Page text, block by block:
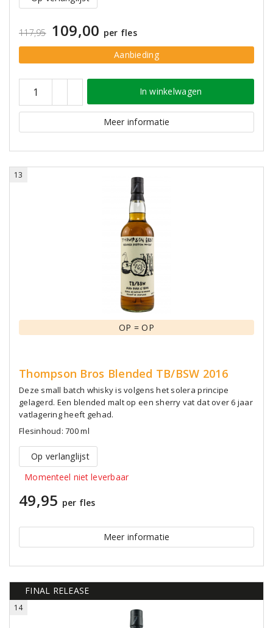
117,95 109,00 per fles
Aanbieding
In winkelwagen
Meer informatie
13
OP = OP
Thompson Bros Blended TB/BSW 2016
Deze small batch whisky is volgens het solera principe
gelagerd. Een blended malt op een sherry vat dat over 6 jaar
vatlagering heeft gehad.
Flesinhoud: 700 ml
Op verlanglijst
Momenteel niet leverbaar
49,95 per fles
Meer informatie
FINAL RELEASE
14